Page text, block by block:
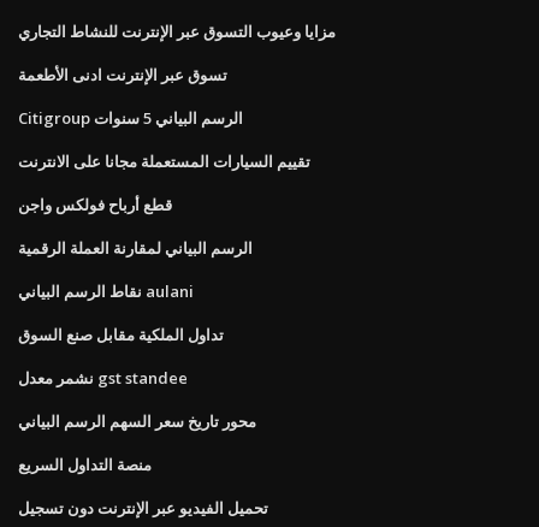
مزايا وعيوب التسوق عبر الإنترنت للنشاط التجاري
تسوق عبر الإنترنت ادنى الأطعمة
Citigroup الرسم البياني 5 سنوات
تقييم السيارات المستعملة مجانا على الانترنت
قطع أرباح فولكس واجن
الرسم البياني لمقارنة العملة الرقمية
نقاط الرسم البياني aulani
تداول الملكية مقابل صنع السوق
نشمر معدل gst standee
محور تاريخ سعر السهم الرسم البياني
منصة التداول السريع
تحميل الفيديو عبر الإنترنت دون تسجيل